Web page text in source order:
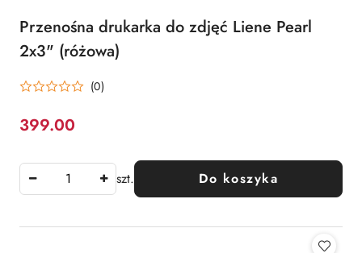
Przenośna drukarka do zdjęć Liene Pearl
2x3" (różowa)
(0)
Cena:
399.00
szt. Do koszyka